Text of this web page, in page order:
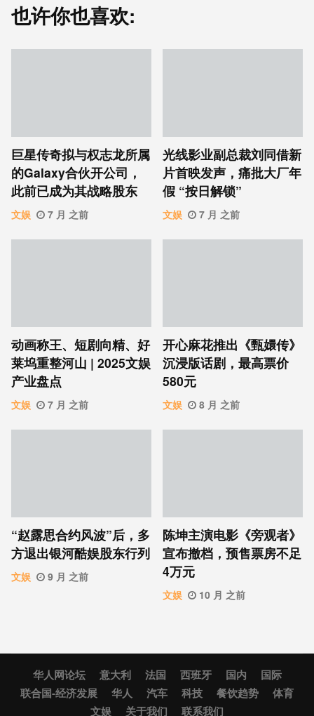
也许你也喜欢:
巨星传奇拟与权志龙所属
的Galaxy合伙开公司，
此前已成为其战略股东
文娱 7 月 之前
光线影业副总裁刘同借新
片首映发声，痛批大厂年
假 “按日解锁”
文娱 7 月 之前
动画称王、短剧向精、好
莱坞重整河山 | 2025文娱
产业盘点
文娱 7 月 之前
开心麻花推出《甄嬛传》
沉浸版话剧，最高票价
580元
文娱 8 月 之前
“赵露思合约风波”后，多
方退出银河酷娱股东行列
文娱 9 月 之前
陈坤主演电影《旁观者》
宣布撤档，预售票房不足
4万元
文娱 10 月 之前
华人网论坛 意大利 法国 西班牙 国内
国际
联合国-经济发展
华人 汽车 科技 餐饮趋势
体育
文娱
关于我们 联系我们